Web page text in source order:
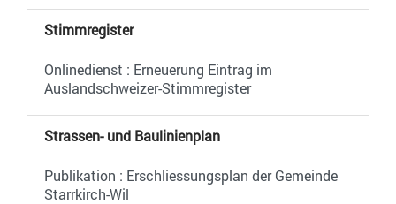
Stimmregister
Onlinedienst : Erneuerung Eintrag im
Auslandschweizer-Stimmregister
Strassen- und Baulinienplan
Publikation : Erschliessungsplan der Gemeinde
Starrkirch-Wil